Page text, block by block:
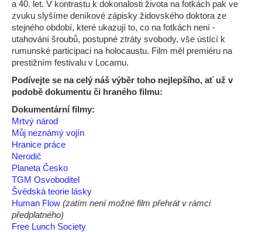
a 40. let. V kontrastu k dokonalosti života na fotkách pak ve
zvuku slyšíme deníkové zápisky židovského doktora ze
stejného období, které ukazují to, co na fotkách není -
utahování šroubů, postupné ztráty svobody, vše ústící k
rumunské participaci na holocaustu. Film měl premiéru na
prestižním festivalu v Locarnu.
Podívejte se na celý náš výběr toho nejlepšího, ať už v
podobě dokumentu či hraného filmu:
Dokumentární filmy:
Mrtvý národ
Můj neznámý vojín
Hranice práce
Nerodič
Planeta Česko
TGM Osvoboditel
Švédská teorie lásky
Human Flow (zatím není možné film přehrát v rámci
předplatného)
Free Lunch Society